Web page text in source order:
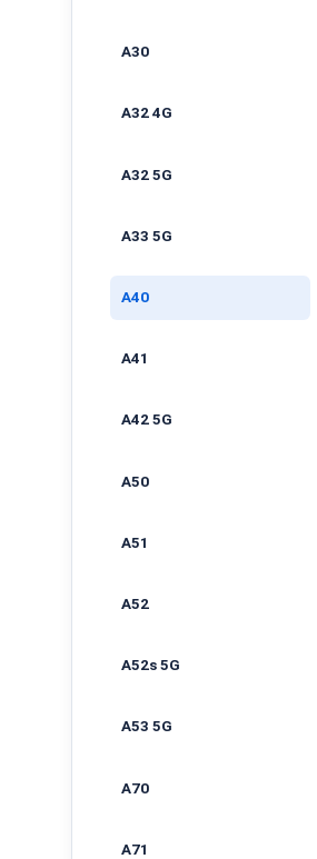
A30
A32 4G
A32 5G
A33 5G
A40
A41
A42 5G
A50
A51
A52
A52s 5G
A53 5G
A70
A71